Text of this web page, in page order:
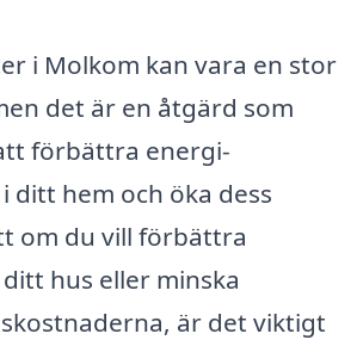
i Molkom kan vara en stor
det är en åtgärd som
förbättra energi-
ditt hem och öka dess
om du vill förbättra
hus eller minska
är det viktigt